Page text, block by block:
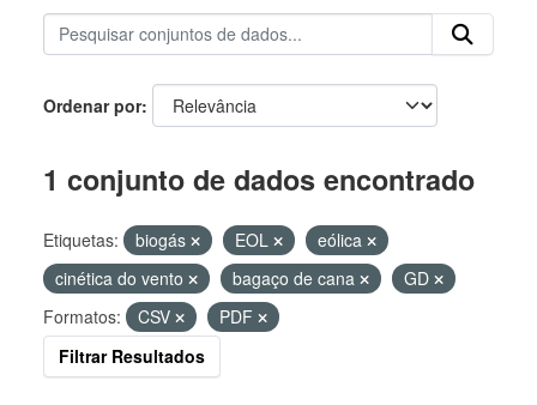
Ordenar por
1 conjunto de dados encontrado
Etiquetas: biogás EOL
eólica
cinética do vento
bagaço de cana
GD
Formatos:
CSV
PDF
Filtrar Resultados